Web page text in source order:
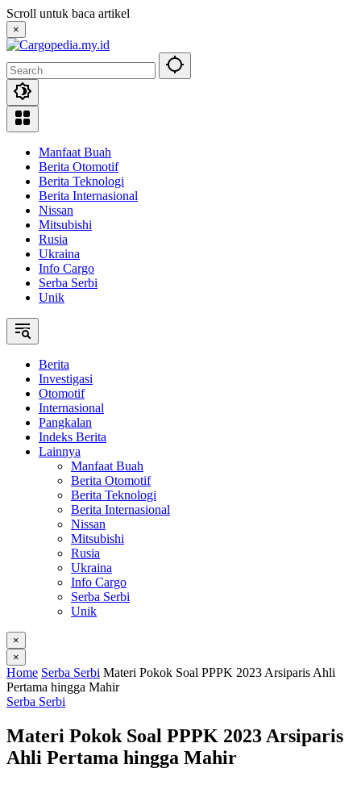
Skip
to
content
Scroll untuk baca artikel
×
Manfaat Buah
Berita Otomotif
Berita Teknologi
Berita Internasional
Nissan
Mitsubishi
Rusia
Ukraina
Info Cargo
Serba Serbi
Unik
Berita
Investigasi
Otomotif
Internasional
Pangkalan
Indeks Berita
Lainnya
Manfaat Buah
Berita Otomotif
Berita Teknologi
Berita Internasional
Nissan
Mitsubishi
Rusia
Ukraina
Info Cargo
Serba Serbi
Unik
×
×
Home Serba Serbi Materi Pokok Soal PPPK 2023 Arsiparis Ahli
Pertama hingga Mahir
Serba Serbi
Materi Pokok Soal PPPK 2023 Arsiparis
Ahli Pertama hingga Mahir